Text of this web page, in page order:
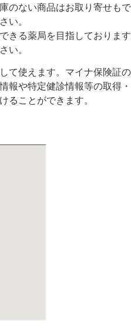
のない商品はお取り寄せもで
い。
きる薬局を目指しております
い。
て使えます。マイナ保険証の
報や特定健診情報等の取得・
ることができます。